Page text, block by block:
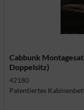
Cabbunk
Doppelsitz)
42180
Patentiertes